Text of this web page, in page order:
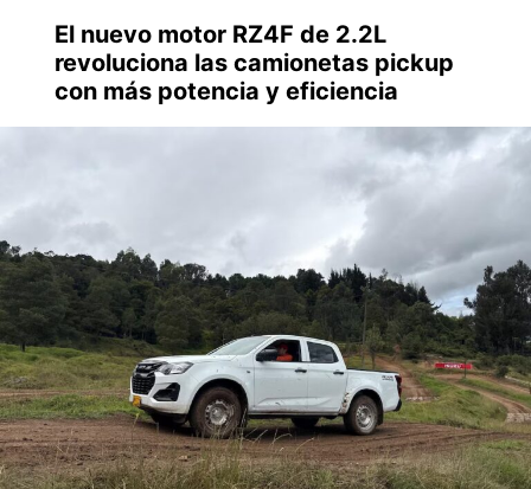
El nuevo motor RZ4F de 2.2L
revoluciona las camionetas pickup
con más potencia y eficiencia